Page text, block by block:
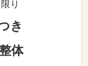
り
き
体